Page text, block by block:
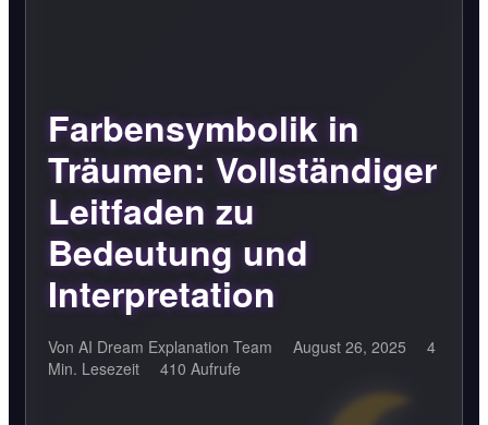
Farbensymbolik in
Träumen: Vollständiger
Leitfaden zu
Bedeutung und
Interpretation
Von AI Dream Explanation Team August 26, 2025
4
Min. Lesezeit
410 Aufrufe